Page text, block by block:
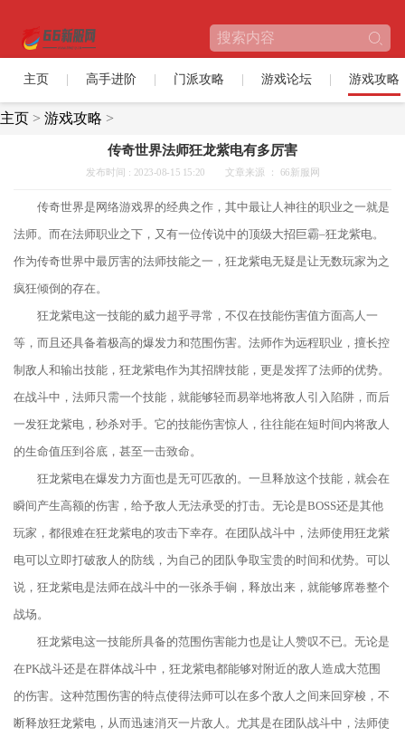
主页 高手进阶 门派攻略 游戏论坛 游戏攻略
主页 > 游戏攻略 >
传奇世界法师狂龙紫电有多厉害
发布时间 : 2023-08-15 15:20 文章来源 ： 66新服网
传奇世界是网络游戏界的经典之作，其中最让人神往的职业之一就是
法师。而在法师职业之下，又有一位传说中的顶级大招巨霸–狂龙紫电。
作为传奇世界中最厉害的法师技能之一，狂龙紫电无疑是让无数玩家为之
疯狂倾倒的存在。
狂龙紫电这一技能的威力超乎寻常，不仅在技能伤害值方面高人一
等，而且还具备着极高的爆发力和范围伤害。法师作为远程职业，擅长控
制敌人和输出技能，狂龙紫电作为其招牌技能，更是发挥了法师的优势。
在战斗中，法师只需一个技能，就能够轻而易举地将敌人引入陷阱，而后
一发狂龙紫电，秒杀对手。它的技能伤害惊人，往往能在短时间内将敌人
的生命值压到谷底，甚至一击致命。
狂龙紫电在爆发力方面也是无可匹敌的。一旦释放这个技能，就会在
瞬间产生高额的伤害，给予敌人无法承受的打击。无论是BOSS还是其他
玩家，都很难在狂龙紫电的攻击下幸存。在团队战斗中，法师使用狂龙紫
电可以立即打破敌人的防线，为自己的团队争取宝贵的时间和优势。可以
说，狂龙紫电是法师在战斗中的一张杀手锏，释放出来，就能够席卷整个
战场。
狂龙紫电这一技能所具备的范围伤害能力也是让人赞叹不已。无论是
在PK战斗还是在群体战斗中，狂龙紫电都能够对附近的敌人造成大范围
的伤害。这种范围伤害的特点使得法师可以在多个敌人之间来回穿梭，不
断释放狂龙紫电，从而迅速消灭一片敌人。尤其是在团队战斗中，法师使